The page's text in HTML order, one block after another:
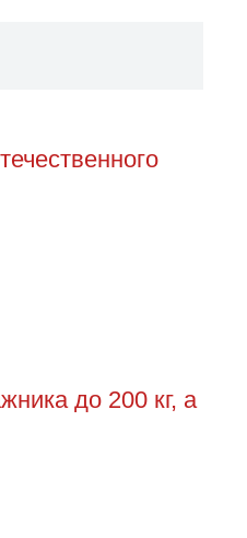
до 200 кг, а